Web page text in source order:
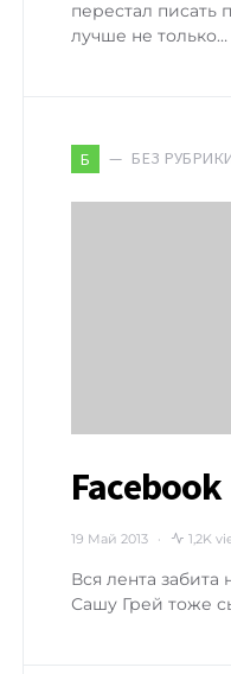
перестал писать
лучше не только…
Б БЕЗ
Facebook
19 Май 2013 1,2K
Вся лента
Сашу Грей тоже